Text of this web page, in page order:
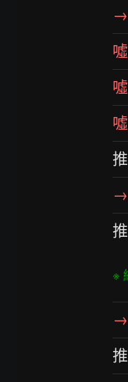
→
噓
噓
噓
推
→
推
→
推